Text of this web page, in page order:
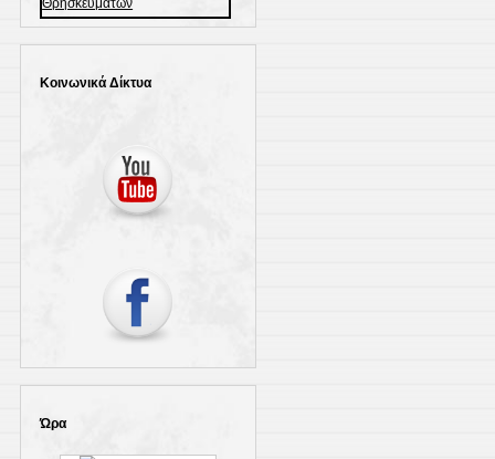
Κοινωνικά Δίκτυα
Ώρα